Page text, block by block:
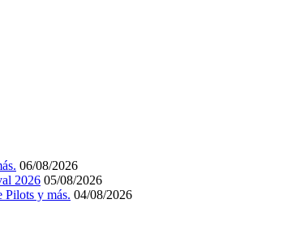
06/08/2026
2026 05/08/2026
y más. 04/08/2026